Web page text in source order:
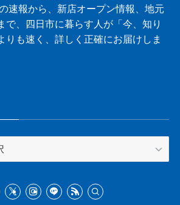
速報から、新店オープン情報、地元
で、四日市に暮らす人が「今、知り
りも速く、詳しく正確にお届けしま